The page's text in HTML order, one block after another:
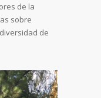
de la
sobre
de